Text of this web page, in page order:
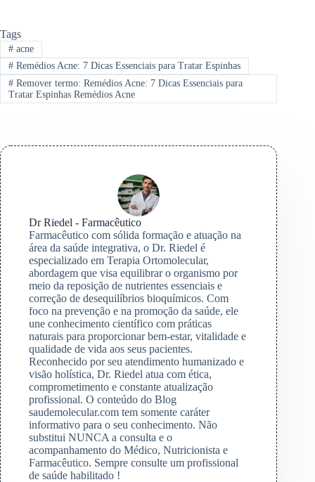
Tags
#acne
#Remédios Acne: 7 Dicas Essenciais para Tratar Espinhas
#Remover termo: Remédios Acne: 7 Dicas Essenciais para
Tratar Espinhas Remédios Acne
Dr Riedel - Farmacêutico
Farmacêutico com sólida formação e atuação na
área da saúde integrativa, o Dr. Riedel é
especializado em Terapia Ortomolecular,
abordagem que visa equilibrar o organismo por
meio da reposição de nutrientes essenciais e
correção de desequilíbrios bioquímicos. Com
foco na prevenção e na promoção da saúde, ele
une conhecimento científico com práticas
naturais para proporcionar bem-estar, vitalidade e
qualidade de vida aos seus pacientes.
Reconhecido por seu atendimento humanizado e
visão holística, Dr. Riedel atua com ética,
comprometimento e constante atualização
profissional. O conteúdo do Blog
saudemolecular.com tem somente caráter
informativo para o seu conhecimento. Não
substitui NUNCA a consulta e o
acompanhamento do Médico, Nutricionista e
Farmacêutico. Sempre consulte um profissional
de saúde habilitado !